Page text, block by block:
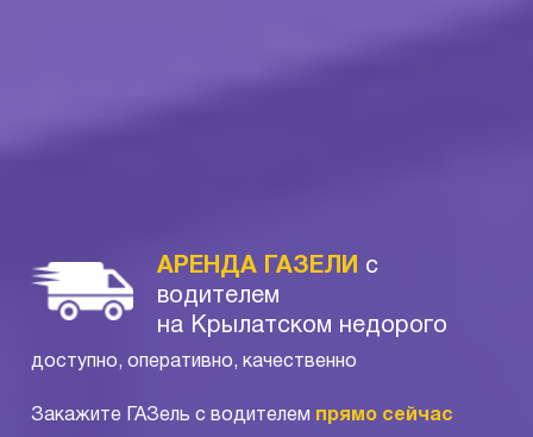
АРЕНДА ГАЗЕЛИ
с
водителем
на Крылатском недорого
доступно, оперативно, качественно
Закажите ГАЗель с водителем прямо сейчас